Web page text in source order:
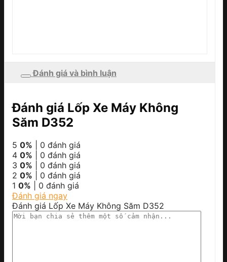
Đánh giá và bình luận
Đánh giá Lốp Xe Máy Không
Săm D352
5 0% | 0 đánh giá
4 0% | 0 đánh giá
3 0% | 0 đánh giá
2 0% | 0 đánh giá
1 0% | 0 đánh giá
Đánh giá ngay
Đánh giá Lốp Xe Máy Không Săm D352